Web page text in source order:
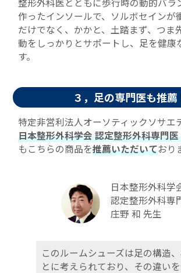
整形外科医とともに歩行時の動的バラ
作ったインソールで、ソルボセインが
だけでなく、かかと、土踏まず、つま
動をしっかりとサポートし、足を健康
す。
３，足の専門医も推薦
特定非営利法人オーソティックソサエ
日本整形外科学会 認定整形外科専門
もこちらの商品を推薦いただいており
日本整形外科学
認定整形外科専
庄野 和 先生
このルームシューズは足の構造
とに考えられており、その違い